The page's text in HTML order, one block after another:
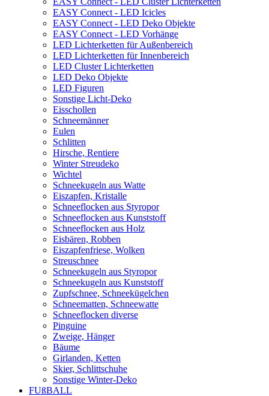
EASY Connect - LED Icicles
EASY Connect - LED Deko Objekte
EASY Connect - LED Vorhänge
LED Lichterketten für Außenbereich
LED Lichterketten für Innenbereich
LED Cluster Lichterketten
LED Deko Objekte
LED Figuren
Sonstige Licht-Deko
Eisschollen
Schneemänner
Eulen
Schlitten
Hirsche, Rentiere
Winter Streudeko
Wichtel
Schneekugeln aus Watte
Eiszapfen, Kristalle
Schneeflocken aus Styropor
Schneeflocken aus Kunststoff
Schneeflocken aus Holz
Eisbären, Robben
Eiszapfenfriese, Wolken
Streuschnee
Schneekugeln aus Styropor
Schneekugeln aus Kunststoff
Zupfschnee, Schneekügelchen
Schneematten, Schneewatte
Schneeflocken diverse
Pinguine
Zweige, Hänger
Bäume
Girlanden, Ketten
Skier, Schlittschuhe
Sonstige Winter-Deko
FUßBALL